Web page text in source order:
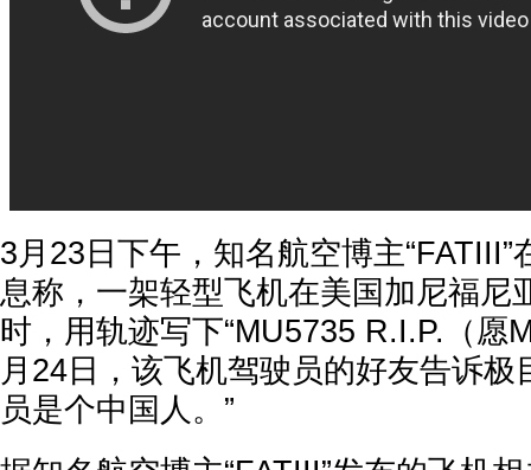
3月23日下午，知名航空博主“FATIII”
息称，一架轻型飞机在美国加尼福尼
时，用轨迹写下“MU5735 R.I.P.（愿
月24日，该飞机驾驶员的好友告诉极
员是个中国人。”